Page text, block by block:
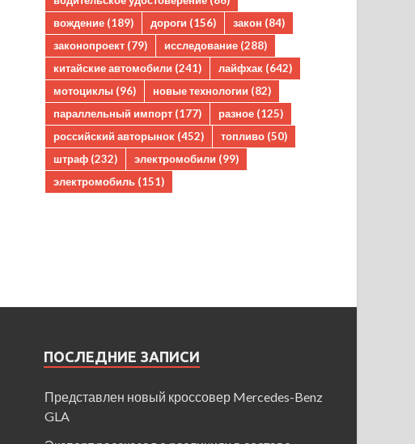
вождение (189) дороги (156) закон (84)
законопроект (79) исследование (288)
китайские автомобили (241) лайфхак (642)
мотоциклы (96) новые технологии (82)
параллельный импорт (177) разное (125)
российский авторынок (452) топливо (50)
штраф (232) электромобили (99)
электромобиль (151)
ПОСЛЕДНИЕ ЗАПИСИ
Представлен новый кроссовер Mercedes-Benz
GLA